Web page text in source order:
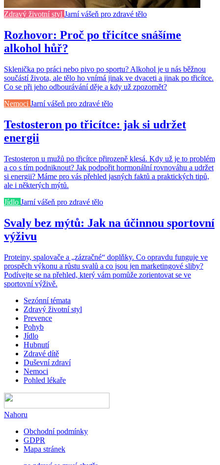
Zdravý životní styl Jarní vášeň pro zdravé tělo
Rozhovor: Proč po třicítce snášíme
alkohol hůř?
Sklenička po práci nebo pivo po sportu? Alkohol je u nás běžnou
součástí života, ale tělo ho vnímá jinak ve dvaceti a jinak po třicítce.
Co se při jeho odbourávání děje a kdy už zpozornět?
Nemoci Jarní vášeň pro zdravé tělo
Testosteron po třicítce: jak si udržet
energii
Testosteron u mužů po třicítce přirozeně klesá. Kdy už je to problém
a co s tím podniknout? Jak podpořit hormonální rovnováhu a udržet
si energii? Máme pro vás přehled jasných faktů a praktických tipů,
ale i některých mýtů.
Jídlo Jarní vášeň pro zdravé tělo
Svaly bez mýtů: Jak na účinnou sportovní
výživu
Proteiny, spalovače a „zázračné“ doplňky. Co opravdu funguje ve
prospěch výkonu a růstu svalů a co jsou jen marketingové sliby?
Podívejte se na přehled, který vám pomůže zorientovat se ve
sportovní výživě.
Sezónní témata
Zdravý životní styl
Prevence
Pohyb
Jídlo
Hubnutí
Zdravé dítě
Duševní zdraví
Nemoci
Pohled lékaře
Nahoru
Obchodní podmínky
GDPR
Mapa stránek